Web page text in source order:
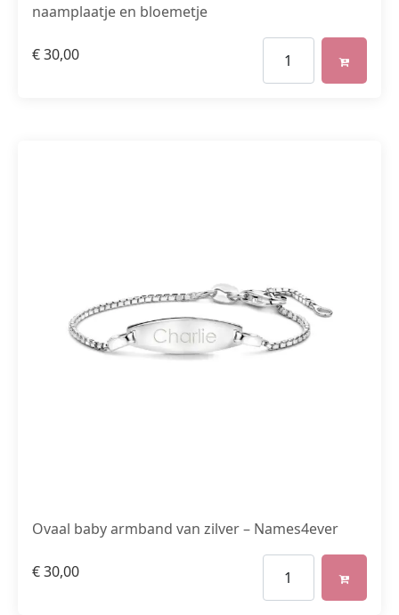
naamplaatje en bloemetje
€30,00
Ovaal baby armband van zilver – Names4ever
€30,00